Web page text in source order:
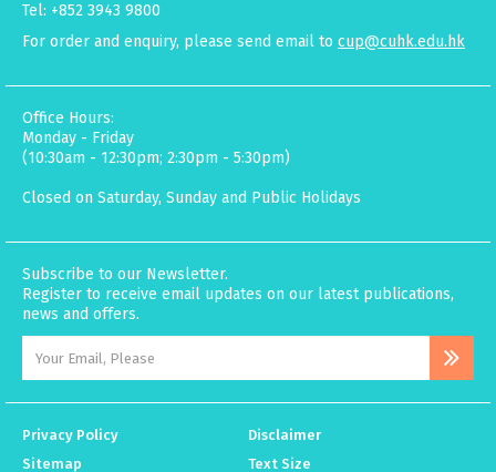
Tel: +852 3943 9800
For order and enquiry, please send email to cup@cuhk.edu.hk
Office Hours:
Monday - Friday
(10:30am - 12:30pm; 2:30pm - 5:30pm)
Closed on Saturday, Sunday and Public Holidays
Subscribe to our Newsletter.
Register to receive email updates on our latest publications,
news and offers.
Privacy Policy
Disclaimer
Sitemap
Text Size